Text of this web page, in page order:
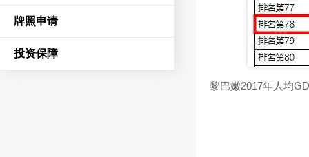
牌照申请
投资保障
黎巴嫩2017年人均